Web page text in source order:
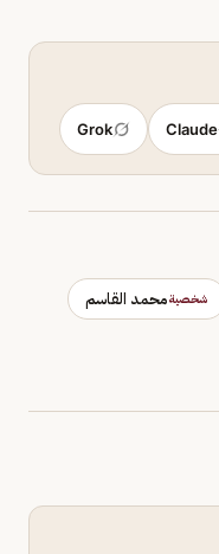
Claude
Grok
شخصيةمحمد القاسم